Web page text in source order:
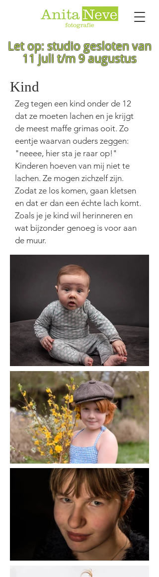
Let op: studio gesloten van
11 juli t/m 9 augustus
Kind
Zeg tegen een kind onder de 12
dat ze moeten lachen en je krijgt
de meest maffe grimas ooit. Zo
eentje waarvan ouders zeggen:
"neeee, hier sta je raar op!"
Kinderen hoeven van mij niet te
lachen. Ze mogen zichzelf zijn.
Zodat ze los komen, gaan kletsen
en dat er dan een échte lach komt.
Zoals je je kind wil herinneren en
wat bijzonder genoeg is voor aan
de muur.